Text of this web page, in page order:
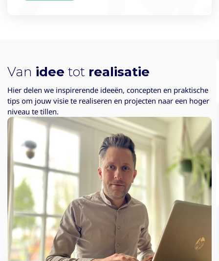
Van idee tot realisatie
Hier delen we inspirerende ideeën, concepten en praktische
tips om jouw visie te realiseren en projecten naar een hoger
niveau te tillen.